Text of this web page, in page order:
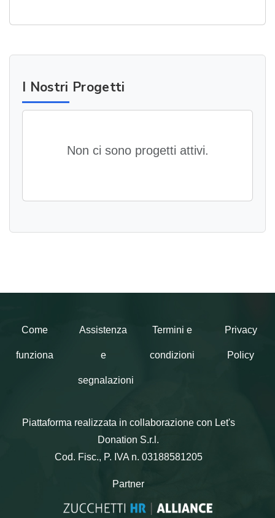
I Nostri Progetti
Non ci sono progetti attivi.
Come
funziona
Assistenza
e
segnalazioni
Termini e
condizioni
Privacy
Policy
Piattaforma realizzata in collaborazione con Let's
Donation S.r.l.
Cod. Fisc., P. IVA n. 03188581205
Partner